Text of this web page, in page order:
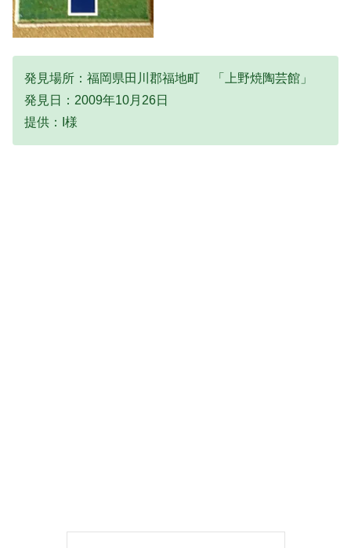
発見場所：福岡県田川郡福地町 「上野焼陶芸館」
発見日：2009年10月26日
提供：I様